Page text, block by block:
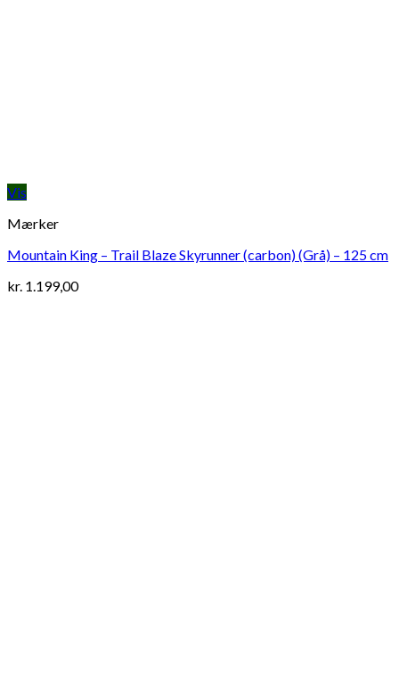
Vis
Mærker
Mountain King – Trail Blaze Skyrunner (carbon) (Grå) – 125 cm
kr. 1.199,00